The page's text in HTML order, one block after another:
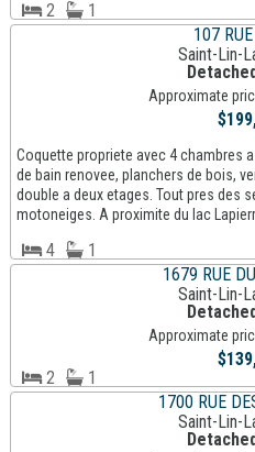
2 1
107
Saint-Lin-
Approximate
Coquette propriete avec 4 chambres
de bain renovee, planchers de bois,
double a deux etages. Tout pres des
motoneiges. A proximite du lac
4 1
1679 RUE
Saint-Lin-
Approximate
2
1
1700 RUE
Saint-Lin-